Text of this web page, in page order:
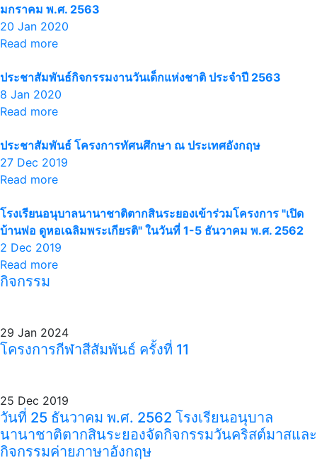
มกราคม พ.ศ. 2563
20 Jan 2020
Read more
ประชาสัมพันธ์กิจกรรมงานวันเด็กแห่งชาติ ประจำปี 2563
8 Jan 2020
Read more
ประชาสัมพันธ์ โครงการทัศนศึกษา ณ ประเทศอังกฤษ
27 Dec 2019
Read more
โรงเรียนอนุบาลนานาชาติตากสินระยองเข้าร่วมโครงการ "เปิด
บ้านพ่อ ดูหอเฉลิมพระเกียรติ" ในวันที่ 1-5 ธันวาคม พ.ศ. 2562
2 Dec 2019
Read more
กิจกรรม
29 Jan 2024
โครงการกีฬาสีสัมพันธ์ ครั้งที่ 11
25 Dec 2019
วันที่ 25 ธันวาคม พ.ศ. 2562 โรงเรียนอนุบาล
นานาชาติตากสินระยองจัดกิจกรรมวันคริสต์มาสและ
กิจกรรมค่ายภาษาอังกฤษ